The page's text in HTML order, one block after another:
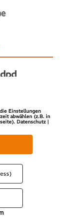
Einstellungen
abwählen (z.B. in
Datenschutz |